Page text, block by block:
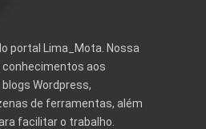
portal Lima_Mota. Nossa
aos
Wordpress,
de ferramentas, além
facilitar o trabalho.